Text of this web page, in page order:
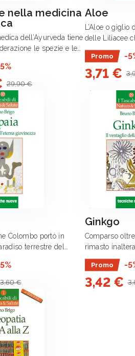
nella medicina
dell’Ayurveda tiene
le spezie e le
29,90 €
Aloe
L’Aloe o
delle Liliacee
nel Sudafrica,
regioni
Promo -
3,71 €
Colombo portò in
terrestre del
appena scoperto, uno
per l’uomo d’oggi
in maniera assai
3,60 €
Ginkgo
Comparso
rimasto
questo definito
di Ginkgo
antiossidante
Promo -
3,42 €